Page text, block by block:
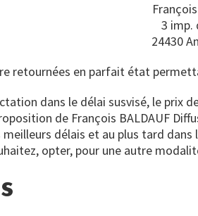
3 imp.
24430
retournées en parfait état
dans le délai susvisé, le
de François BALDAUF
meilleurs délais et au plus tard
opter, pour une autre